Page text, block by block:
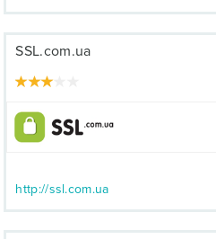
SSL.com.ua
http://ssl.com.ua